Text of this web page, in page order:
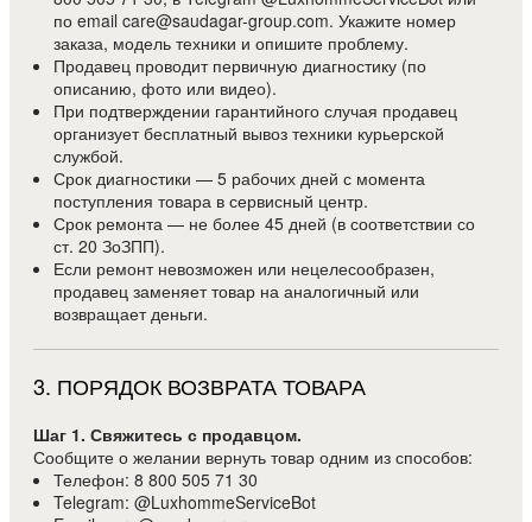
по email care@saudagar-group.com. Укажите номер
заказа, модель техники и опишите проблему.
Продавец проводит первичную диагностику (по
описанию, фото или видео).
При подтверждении гарантийного случая продавец
организует бесплатный вывоз техники курьерской
службой.
Срок диагностики — 5 рабочих дней с момента
поступления товара в сервисный центр.
Срок ремонта — не более 45 дней (в соответствии со
ст. 20 ЗоЗПП).
Если ремонт невозможен или нецелесообразен,
продавец заменяет товар на аналогичный или
возвращает деньги.
3. ПОРЯДОК ВОЗВРАТА ТОВАРА
Шаг 1. Свяжитесь с продавцом.
Сообщите о желании вернуть товар одним из способов:
Телефон: 8 800 505 71 30
Telegram: @LuxhommeServiceBot